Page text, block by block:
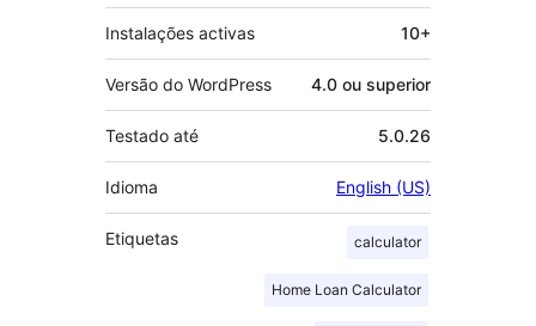
Instalações activas 10+
Versão do WordPress 4.0 ou superior
Testado até 5.0.26
Idioma English (US)
Etiquetas calculator
Home Loan Calculator